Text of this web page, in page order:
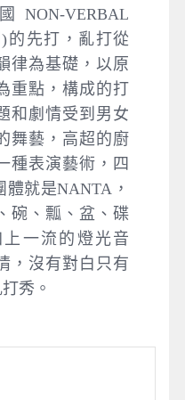
VERBAL
)的先打，亂打從
律為基礎，以原
重點，構成的打
和劇情受到男女
舞藝，高超的廚
種表演藝術，四
就是NANTA，
碗、瓢、盆、碟
一流的燈光音
，沒有對白只有
秀。